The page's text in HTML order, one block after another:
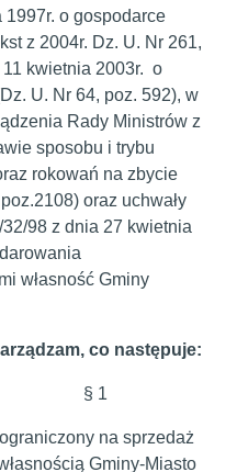
o gospodarce
z 2004r. Dz. U. Nr 261,
kwietnia 2003r. o
U. Nr 64, poz. 592), w
Rady Ministrów z
sposobu i trybu
rokowań na zbycie
oraz uchwały
98 z dnia 27 kwietnia
własność Gminy
co następuje:
na sprzedaż
Gminy-Miasto